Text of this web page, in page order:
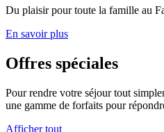
Du plaisir pour toute la famille au
En savoir plus
Offres spéciales
Pour rendre votre séjour tout
une gamme de forfaits pour
Afficher tout